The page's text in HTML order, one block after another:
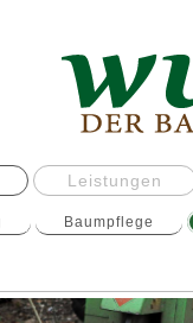
Leistungen
Baumpflege